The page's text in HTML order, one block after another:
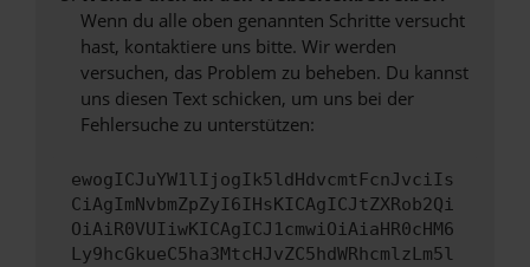
Wenn du alle oben genannten Schritte versucht
hast, kontaktiere uns bitte. Wir werden
versuchen, das Problem zu beheben. Du kannst
uns diesen Text schicken, um uns bei der
Fehlersuche zu unterstützen:
ewogICJuYW1lIjogIk5ldHdvcmtFcnJvciIs
CiAgImNvbmZpZyI6IHsKICAgICJtZXRob2Qi
OiAiR0VUIiwKICAgICJ1cmwiOiAiaHR0cHM6
Ly9hcGkueC5ha3MtcHJvZC5hdWRhcmlzLm5l